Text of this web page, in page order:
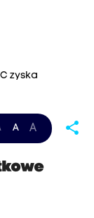
zyska
A A share